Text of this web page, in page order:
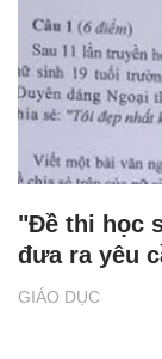
GIÁO DỤC
"Đề thi học
đưa ra yêu